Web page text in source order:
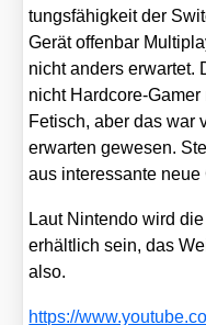
tungs­fä­hig­keit der
Gerät offen­bar
nicht anders erwar­tet.
nicht Hard­core-
Fetisch, aber das war
erwar­ten gewe­sen.
aus inter­es­san­te
Laut Nin­ten­do wird
erhält­lich sein, das
also.
https://​